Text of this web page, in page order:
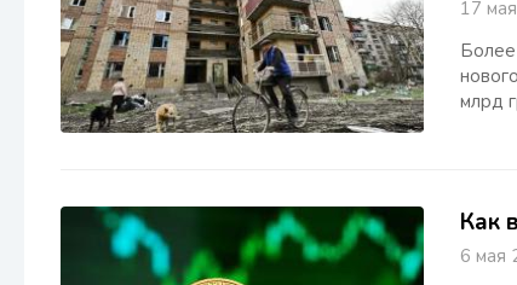
17
Более
млрд
Как
6